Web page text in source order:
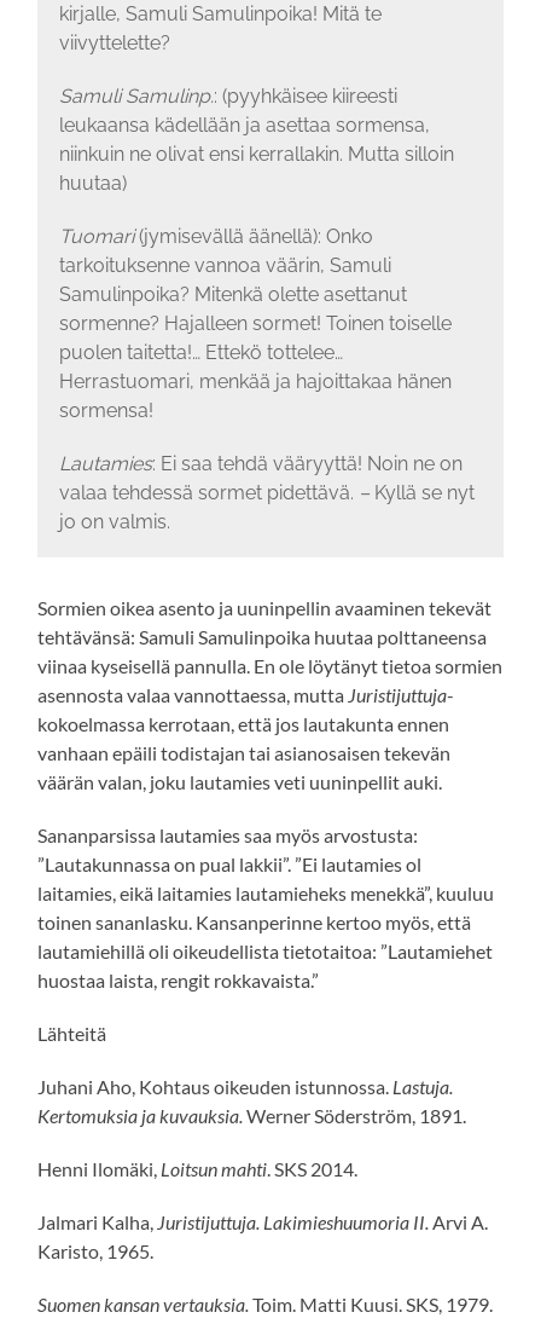
kirjalle, Samuli Samulinpoika! Mitä te
viivyttelette?
Samuli Samulinp.: (pyyhkäisee kiireesti
leukaansa kädellään ja asettaa sormensa,
niinkuin ne olivat ensi kerrallakin. Mutta silloin
huutaa)
Tuomari(jymisevällä äänellä): Onko
tarkoituksenne vannoa väärin, Samuli
Samulinpoika? Mitenkä olette asettanut
sormenne? Hajalleen sormet! Toinen toiselle
puolen taitetta!… Ettekö tottelee…
Herrastuomari, menkää ja hajoittakaa hänen
sormensa!
Lautamies: Ei saa tehdä vääryyttä! Noin ne on
valaa tehdessä sormet pidettävä. –Kyllä se nyt
jo on valmis.
Sormien oikea asento ja uuninpellin avaaminen tekevät
tehtävänsä: Samuli Samulinpoika huutaa polttaneensa
viinaa kyseisellä pannulla. En ole löytänyt tietoa sormien
asennosta valaa vannottaessa, mutta Juristijuttuja-
kokoelmassa kerrotaan, että jos lautakunta ennen
vanhaan epäili todistajan tai asianosaisen tekevän
väärän valan, joku lautamies veti uuninpellit auki.
Sananparsissa lautamies saa myös arvostusta:
”Lautakunnassa on pual lakkii”. ”Ei lautamies ol
laitamies, eikä laitamies lautamieheks menekkä”, kuuluu
toinen sananlasku. Kansanperinne kertoo myös, että
lautamiehillä oli oikeudellista tietotaitoa: ”Lautamiehet
huostaa laista, rengit rokkavaista.”
Lähteitä
Juhani Aho, Kohtaus oikeuden istunnossa. Lastuja.
Kertomuksia ja kuvauksia.Werner Söderström, 1891.
Henni Ilomäki, Loitsun mahti. SKS 2014.
Jalmari Kalha, Juristijuttuja. Lakimieshuumoria II.Arvi A.
Karisto, 1965.
Suomen kansan vertauksia.Toim. Matti Kuusi. SKS, 1979.